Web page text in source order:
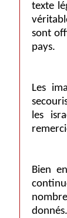
texte
sont
pays.
Les
les
Bien